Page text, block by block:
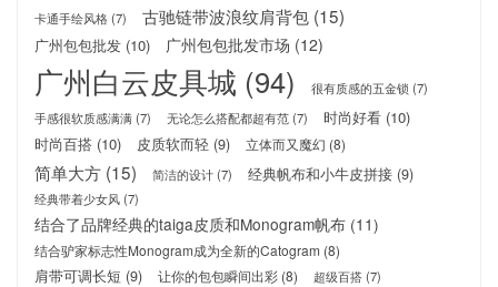
卡通手绘风格(7) 古驰链带波浪纹肩背包 (15)
广州包包批发 (10) 广州包包批发市场 (12)
广州白云皮具城 (94) 很有质感的五金锁 (7)
手感很软质感满满(7) 无论怎么搭配都超有范(7) 时尚好看 (10)
时尚百搭 (10) 皮质软而轻 (9) 立体而又魔幻 (8)
简单大方 (15) 简洁的设计(7) 经典帆布和小牛皮拼接 (9)
经典带着少女风(7)
结合了品牌经典的taiga皮质和Monogram帆布 (11)
结合驴家标志性Monogram成为全新的Catogram (8)
肩带可调长短 (9) 让你的包包瞬间出彩 (8) 超级百搭(7)